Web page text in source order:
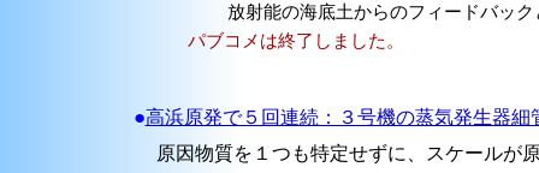
放射能の海底土からのフィードバックと
パブコメは終了しました。
●高浜原発で５回連続：３号機の蒸気発生器
原因物質を１つも特定せずに、スケールが